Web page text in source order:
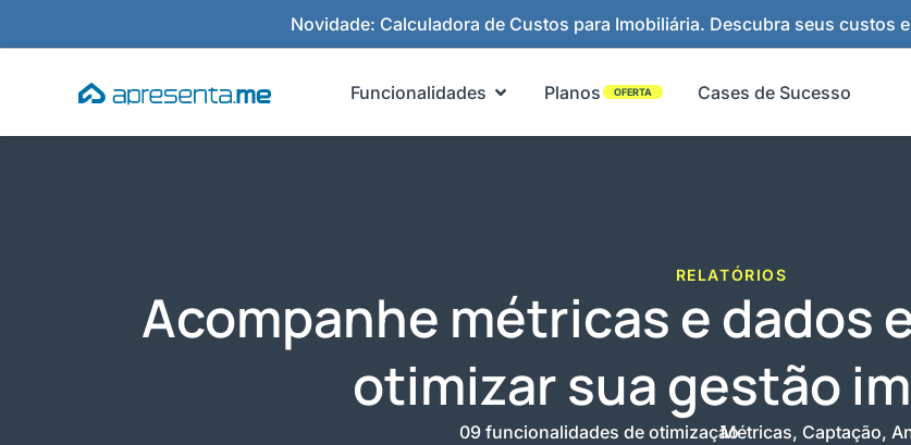
Novidade: Calculadora de Custos para Imobiliária. Descubra seus custos
Funcionalidades Abrir Funcionalidades
Planos OFERTA Cases de Sucesso
RELATÓRIOS
Acompanhe métricas e dados
otimizar sua gestão
09 funcionalidades de otimizaçãoMétricas, Captação,